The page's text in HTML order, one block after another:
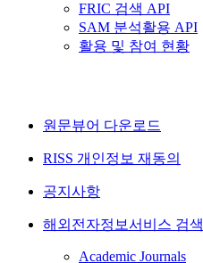
FRIC 검색 API
SAM 분석활용 API
활용 및 참여 현황
원문뷰어 다운로드
RISS 개인정보 재동의
공지사항
해외전자정보서비스 검색
Academic Journals